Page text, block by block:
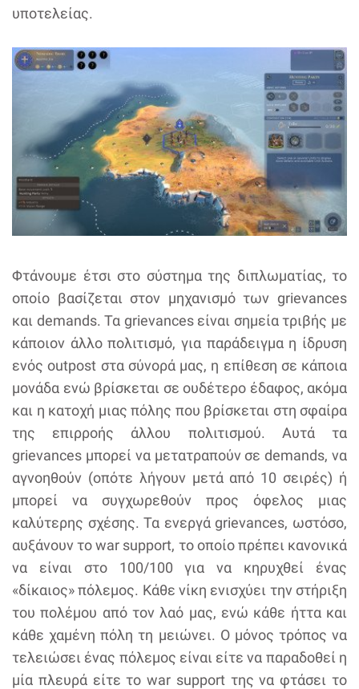
υποτελείας.
Φτάνουμε έτσι στο σύστημα της διπλωματίας, το
οποίο βασίζεται στον μηχανισμό των grievances
και demands. Τα grievances είναι σημεία τριβής με
κάποιον άλλο πολιτισμό, για παράδειγμα η ίδρυση
ενός outpost στα σύνορά μας, η επίθεση σε κάποια
μονάδα ενώ βρίσκεται σε ουδέτερο έδαφος, ακόμα
και η κατοχή μιας πόλης που βρίσκεται στη σφαίρα
της επιρροής άλλου πολιτισμού. Αυτά τα
grievances μπορεί να μετατραπούν σε demands, να
αγνοηθούν (οπότε λήγουν μετά από 10 σειρές) ή
μπορεί να συγχωρεθούν προς όφελος μιας
καλύτερης σχέσης. Τα ενεργά grievances, ωστόσο,
αυξάνουν το war support, το οποίο πρέπει κανονικά
να είναι στο 100/100 για να κηρυχθεί ένας
«δίκαιος» πόλεμος. Κάθε νίκη ενισχύει την στήριξη
του πολέμου από τον λαό μας, ενώ κάθε ήττα και
κάθε χαμένη πόλη τη μειώνει. Ο μόνος τρόπος να
τελειώσει ένας πόλεμος είναι είτε να παραδοθεί η
μία πλευρά είτε το war support της να φτάσει το